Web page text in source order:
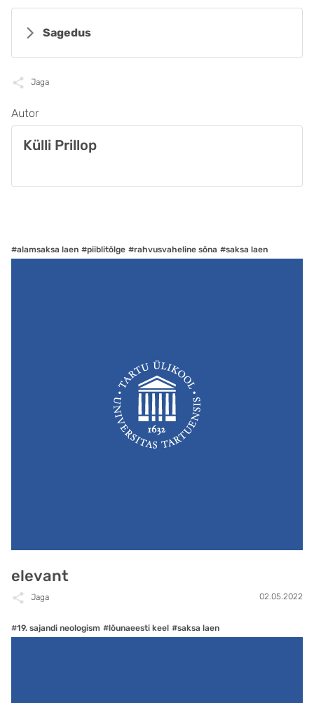
Sagedus
Jaga
Autor
Külli Prillop
#alamsaksa laen #piiblitõlge #rahvusvaheline sõna #saksa laen
elevant
Jaga 02.05.2022
#19. sajandi neologism #lõunaeesti keel #saksa laen